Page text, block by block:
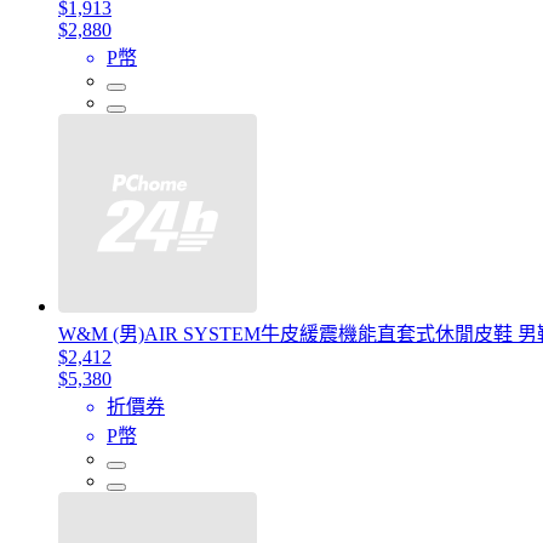
$1,913
$2,880
P幣
W&M (男)AIR SYSTEM牛皮緩震機能直套式休閒皮鞋 男
$2,412
$5,380
折價券
P幣